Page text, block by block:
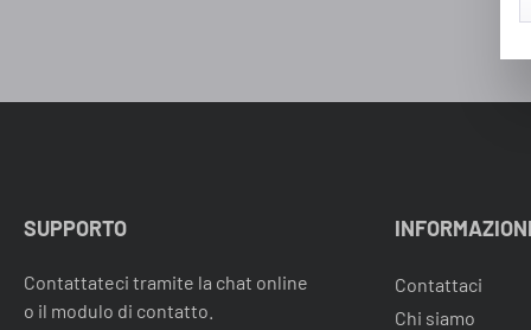
auto e avere il consiglio per la
SUPPORTO
Contattateci tramite la chat online
o il modulo di contatto.
Contattaci
Chi siamo